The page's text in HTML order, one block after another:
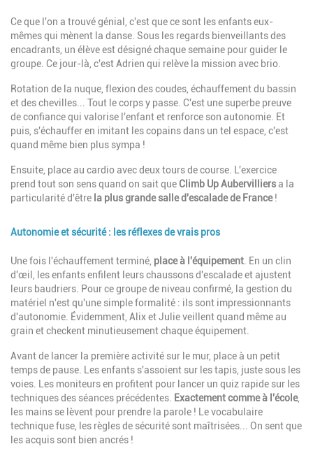
Description
Ce que l'on a trouvé génial, c'est que ce sont les enfants eux-
mêmes qui mènent la danse. Sous les regards bienveillants des
encadrants, un élève est désigné chaque semaine pour guider le
groupe. Ce jour-là, c'est Adrien qui relève la mission avec brio.
Rotation de la nuque, flexion des coudes, échauffement du bassin
et des chevilles... Tout le corps y passe. C'est une superbe preuve
de confiance qui valorise l'enfant et renforce son autonomie. Et
puis, s'échauffer en imitant les copains dans un tel espace, c'est
quand même bien plus sympa !
Ensuite, place au cardio avec deux tours de course. L'exercice
prend tout son sens quand on sait queClimb Up Aubervilliersa la
particularité d'être la plus grande salle d'escalade de France!
Autonomie et sécurité : les réflexes de vrais pros
Description
Une fois l'échauffement terminé, place à l'équipement . En un clin
d'œil, les enfants enfilent leurs chaussons d'escalade et ajustent
leurs baudriers. Pour ce groupe de niveau confirmé, la gestion du
matériel n'est qu'une simple formalité : ils sont impressionnants
d'autonomie. Évidemment, Alix et Julie veillent quand même au
grain et checkent minutieusement chaque équipement.
Avant de lancer la première activité sur le mur, place à un petit
temps de pause. Les enfants s'assoient sur les tapis, juste sous les
voies. Les moniteurs en profitent pour lancer un quiz rapide sur les
techniques des séances précédentes.
Exactement comme à l'école,
les mains se lèvent pour prendre la parole ! Le vocabulaire
technique fuse, les règles de sécurité sont maîtrisées... On sent que
les acquis sont bien ancrés !